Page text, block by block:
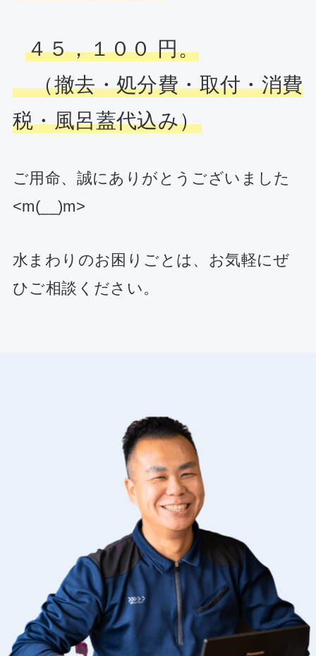
４５，１００ 円。
（撤去・処分費・取付・消費
税・風呂蓋代込み）
ご用命、誠にありがとうございました
<m(__)m>
水まわりのお困りごとは、お気軽にぜ
ひご相談ください。